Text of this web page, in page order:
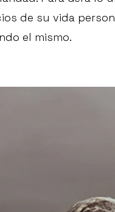
de su vida
el mismo.